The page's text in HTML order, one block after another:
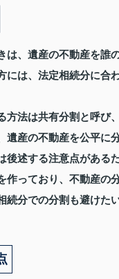
は、遺産の不動産を誰
には、法定相続分に合
方法は共有分割と呼び
遺産の不動産を公平に
後述する注意点がある
作っており、不動産の
続分での分割も避けた